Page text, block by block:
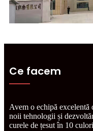
Ce facem
Avem o echipă excelentă
noii tehnologii și
curele de țesut în 10